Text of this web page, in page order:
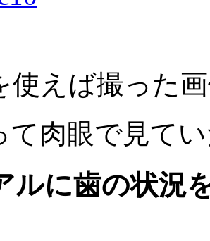
使えば撮った
て肉眼で見て
ルに歯の状況